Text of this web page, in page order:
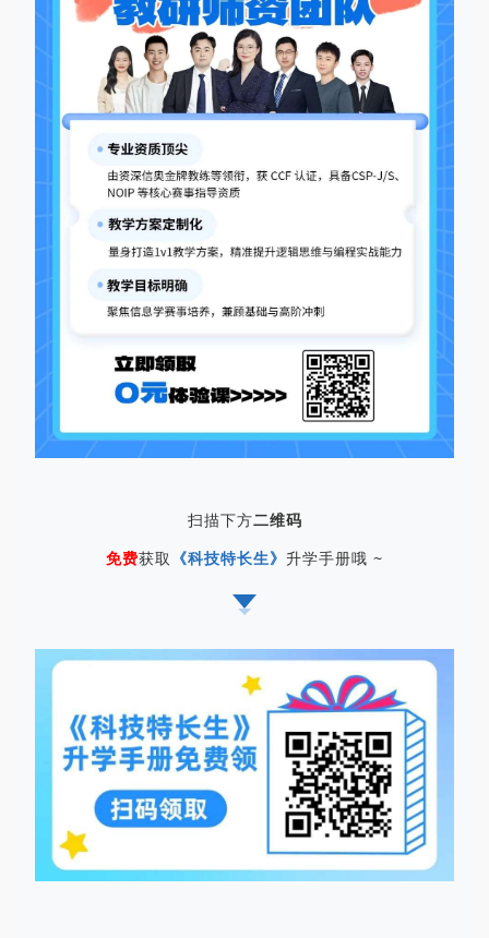
扫描下方二维码
免费获取 《科技特长生》 升学手册哦 ~